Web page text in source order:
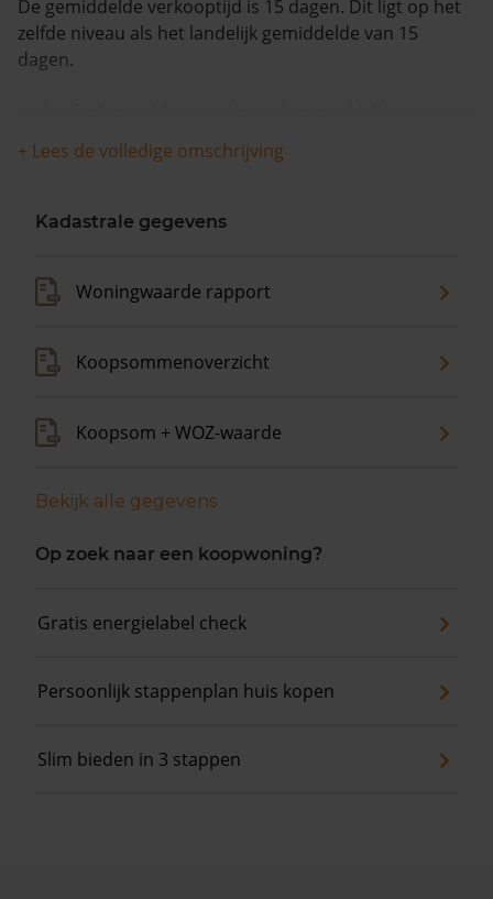
De gemiddelde verkooptijd is 15 dagen. Dit ligt op het
zelfde niveau als het landelijk gemiddelde van 15
dagen.
woningwaarde met 2,3% gestegen.
+ Lees de volledige omschrijving
Kadastrale gegevens
Woningwaarde rapport
Koopsommenoverzicht
Koopsom + WOZ-waarde
Bekijk alle gegevens
Op zoek naar een koopwoning?
Gratis energielabel check
Persoonlijk stappenplan huis kopen
Slim bieden in 3 stappen